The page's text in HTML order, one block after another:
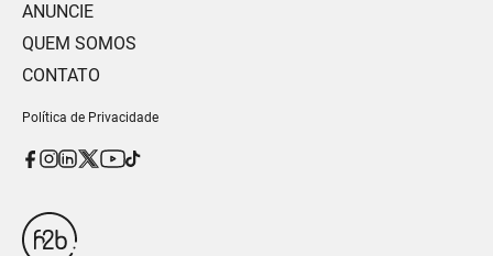
ANUNCIE
QUEM SOMOS
CONTATO
Política de Privacidade